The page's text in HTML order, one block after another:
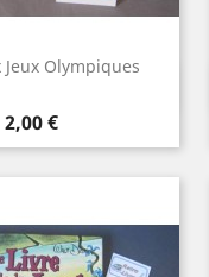
Jeux Olympiques
Prix
2,00 €